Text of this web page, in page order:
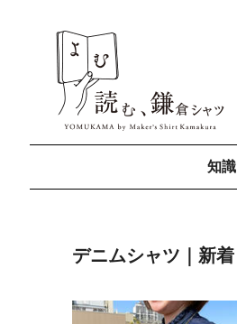
知識
デニムシャツ｜新着